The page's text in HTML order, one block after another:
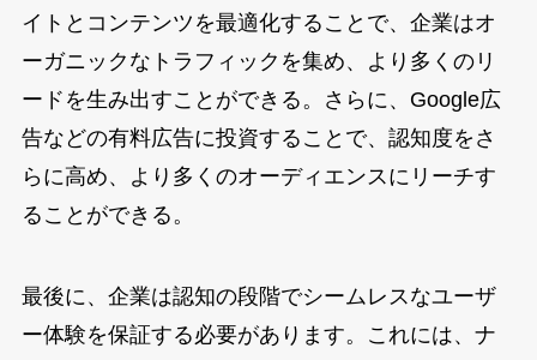
イトとコンテンツを最適化することで、企業はオ
ーガニックなトラフィックを集め、より多くのリ
ードを生み出すことができる。さらに、Google広
告などの有料広告に投資することで、認知度をさ
らに高め、より多くのオーディエンスにリーチす
ることができる。
最後に、企業は認知の段階でシームレスなユーザ
ー体験を保証する必要があります。これには、ナ